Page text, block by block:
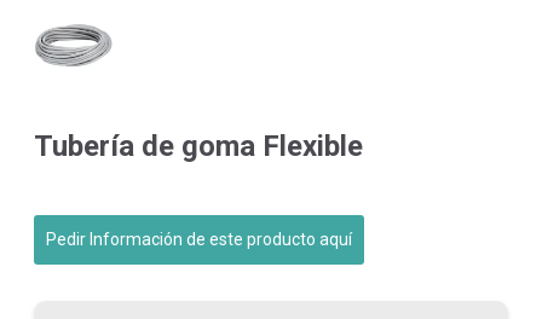
Tubería de goma Flexible
Pedir Información de este producto aquí